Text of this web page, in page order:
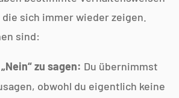
sich immer wieder zeigen.
sind:
zu sagen: Du übernimmst
obwohl du eigentlich keine